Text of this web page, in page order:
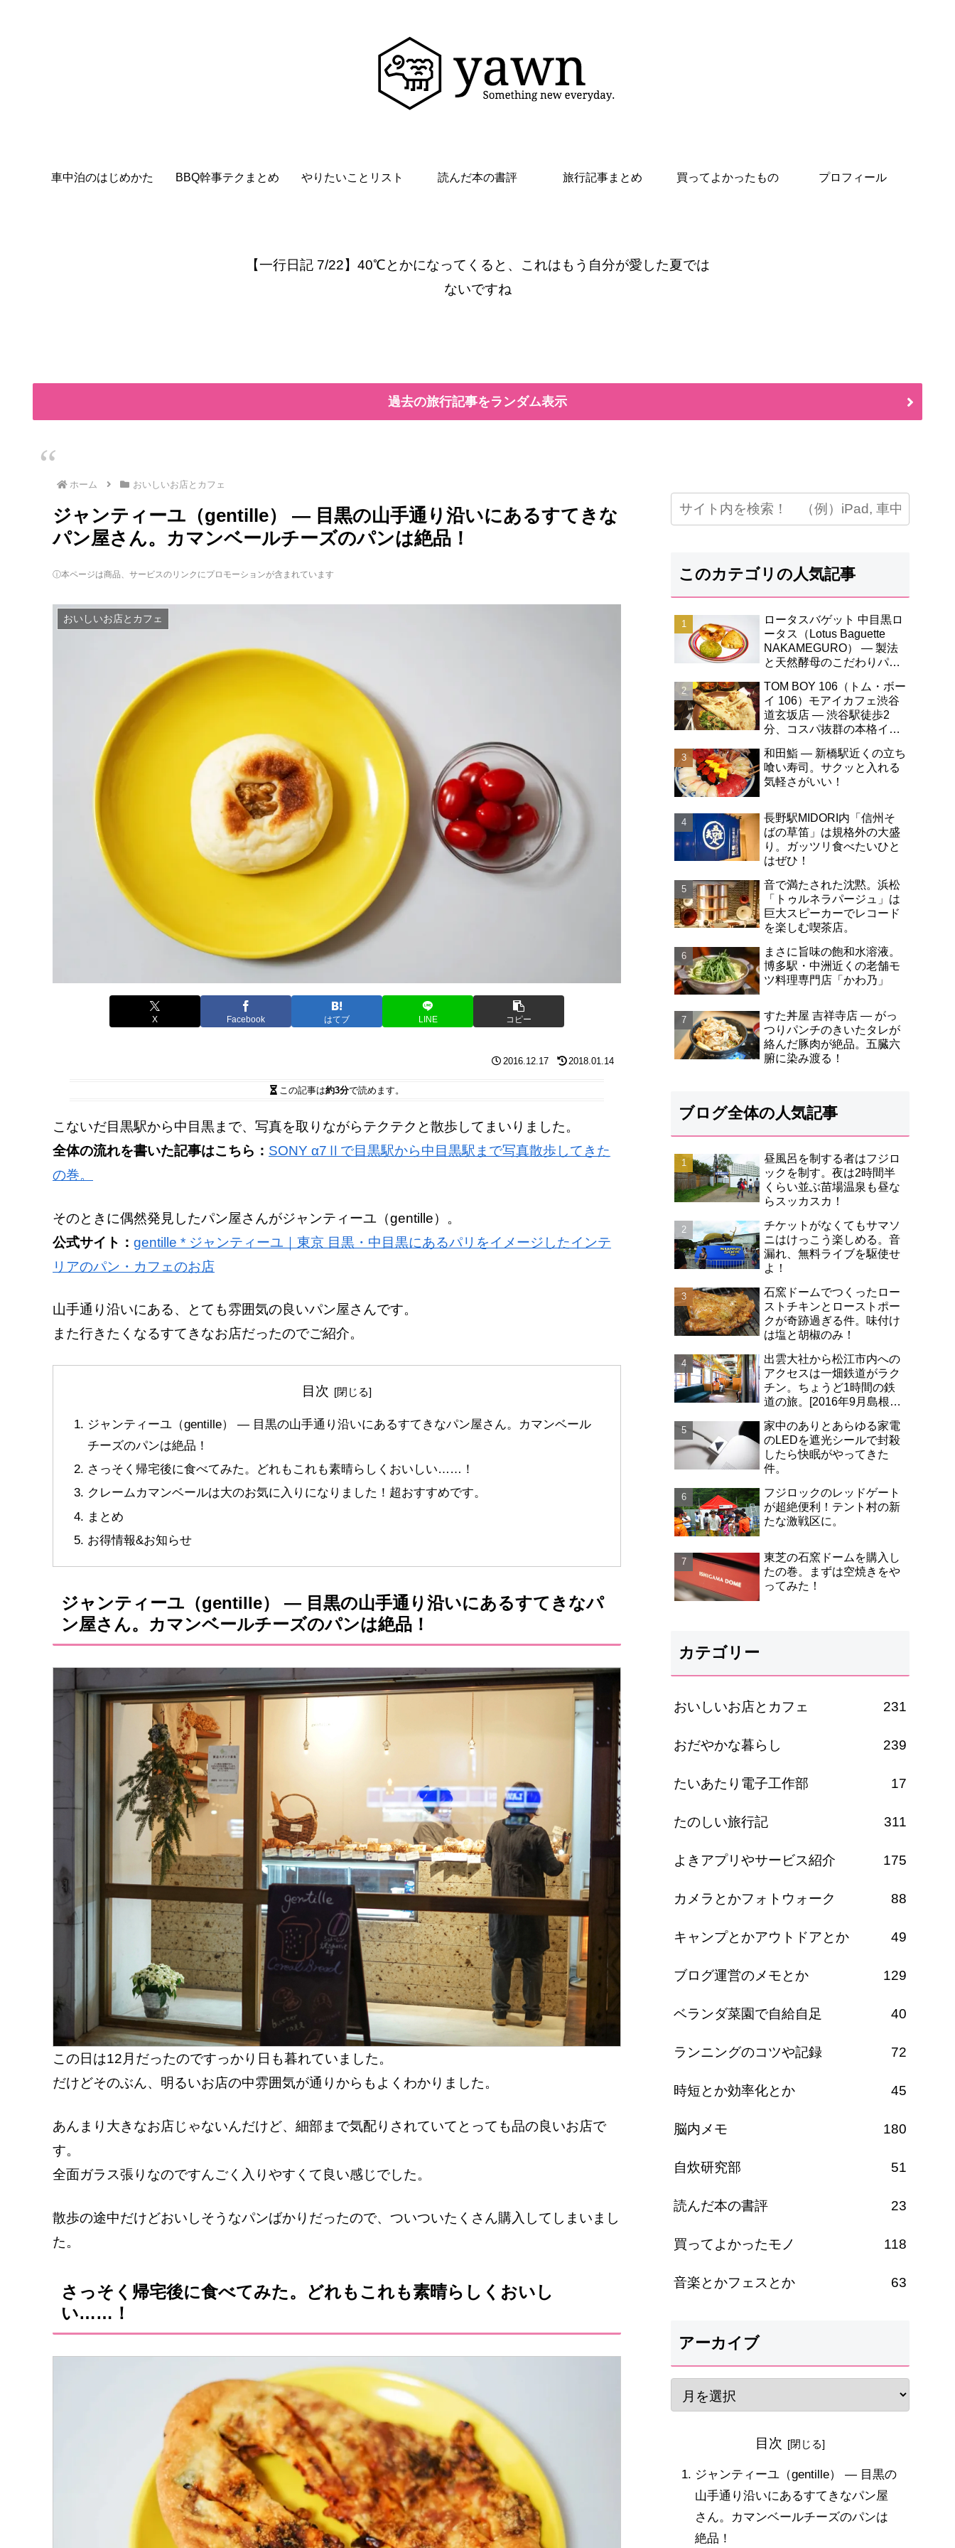
車中泊のはじめかた BBQ幹事テクまとめ やりたいことリスト 読んだ本の書評 旅行記事まとめ 買ってよかったもの プロフィール
【一行日記 7/22】40℃とかになってくると、これはもう自分が愛した夏では
ないですね
過去の旅行記事をランダム表示
ホーム おいしいお店とカフェ
ジャンティーユ（gentille） ― 目黒の山手通り沿いにあるすてきな
パン屋さん。カマンベールチーズのパンは絶品！
ⓘ本ページは商品、サービスのリンクにプロモーションが含まれています
おいしいお店とカフェ
X Facebook はてブ LINE コピー
2016.12.17 2018.01.14
この記事は約3分で読めます。
こないだ目黒駅から中目黒まで、写真を取りながらテクテクと散歩してまいりました。
全体の流れを書いた記事はこちら： SONY α7Ⅱで目黒駅から中目黒駅まで写真散歩してきた
の巻。
そのときに偶然発見したパン屋さんがジャンティーユ（gentille）。
公式サイト： gentille * ジャンティーユ｜東京 目黒・中目黒にあるパリをイメージしたインテ
リアのパン・カフェのお店
山手通り沿いにある、とても雰囲気の良いパン屋さんです。
また行きたくなるすてきなお店だったのでご紹介。
目次
ジャンティーユ（gentille） ― 目黒の山手通り沿いにあるすてきなパン屋さん。カマンベール
チーズのパンは絶品！
さっそく帰宅後に食べてみた。どれもこれも素晴らしくおいしい……！
クレームカマンベールは大のお気に入りになりました！超おすすめです。
まとめ
お得情報&お知らせ
ジャンティーユ（gentille） ― 目黒の山手通り沿いにあるすてきなパ
ン屋さん。カマンベールチーズのパンは絶品！
この日は12月だったのですっかり日も暮れていました。
だけどそのぶん、明るいお店の中雰囲気が通りからもよくわかりました。
あんまり大きなお店じゃないんだけど、細部まで気配りされていてとっても品の良いお店で
す。
全面ガラス張りなのですんごく入りやすくて良い感じでした。
散歩の途中だけどおいしそうなパンばかりだったので、ついついたくさん購入してしまいまし
た。
さっそく帰宅後に食べてみた。どれもこれも素晴らしくおいし
い……！
このカテゴリの人気記事
ロータスバゲット 中目黒ロ
ータス（Lotus Baguette
NAKAMEGURO） ― 製法
と天然酵母のこだわりパン
高！
TOM BOY 106（トム・ボー
イ 106）モアイカフェ渋谷
道玄坂店 ― 渋谷駅徒歩2
分、コスパ抜群の本格イン
まい！
和田鮨 ― 新橋駅近くの立ち
喰い寿司。サクッと入れる
気軽さがいい！
長野駅MIDORI内「信州そ
ばの草笛」は規格外の大盛
り。ガッツリ食べたいひと
はぜひ！
音で満たされた沈黙。浜松
「トゥルネラパージュ」は
巨大スピーカーでレコード
を楽しむ喫茶店。
まさに旨味の飽和水溶液。
博多駅・中洲近くの老舗モ
ツ料理専門店「かわ乃」
すた丼屋 吉祥寺店 ― がっ
つりパンチのきいたタレが
絡んだ豚肉が絶品。五臓六
腑に染み渡る！
ブログ全体の人気記事
昼風呂を制する者はフジロ
ックを制す。夜は2時間半
くらい並ぶ苗場温泉も昼な
らスッカスカ！
チケットがなくてもサマソ
ニはけっこう楽しめる。音
漏れ、無料ライブを駆使せ
よ！
石窯ドームでつくったロー
ストチキンとローストポー
クが奇跡過ぎる件。味付け
は塩と胡椒のみ！
出雲大社から松江市内への
アクセスは一畑鉄道がラク
チン。ちょうど1時間の鉄
道の旅。[2016年9月島根旅
家中のありとあらゆる家電
のLEDを遮光シールで封殺
したら快眠がやってきた
件。
フジロックのレッドゲート
が超絶便利！テント村の新
たな激戦区に。
東芝の石窯ドームを購入し
たの巻。まずは空焼きをや
ってみた！
カテゴリー
おいしいお店とカフェ 231
おだやかな暮らし 239
たいあたり電子工作部 17
たのしい旅行記 311
よきアプリやサービス紹介 175
カメラとかフォトウォーク 88
キャンプとかアウトドアとか 49
ブログ運営のメモとか 129
ベランダ菜園で自給自足 40
ランニングのコツや記録 72
時短とか効率化とか 45
脳内メモ 180
自炊研究部 51
読んだ本の書評 23
買ってよかったモノ 118
音楽とかフェスとか 63
アーカイブ
目次
ジャンティーユ（gentille） ― 目黒の
山手通り沿いにあるすてきなパン屋
さん。カマンベールチーズのパンは
絶品！